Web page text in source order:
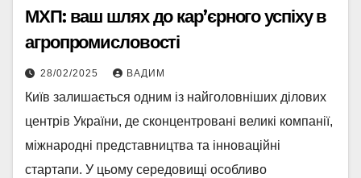
МХП: ваш шлях до кар’єрного успіху в
агропромисловості
28/02/2025 ВАДИМ
Київ залишається одним із найголовніших ділових
центрів України, де сконцентровані великі компанії,
міжнародні представництва та інноваційні
стартапи. У цьому середовищі особливо